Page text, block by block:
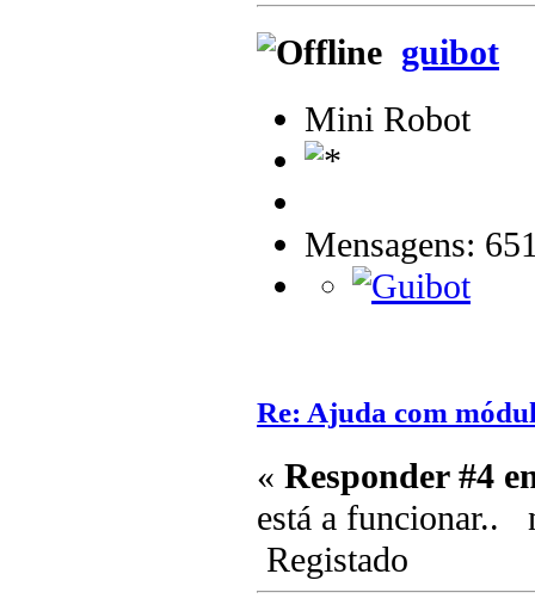
guibot
Mini Robot
Mensagens:
Re: Ajuda com
« Responder #4
está a
Registado